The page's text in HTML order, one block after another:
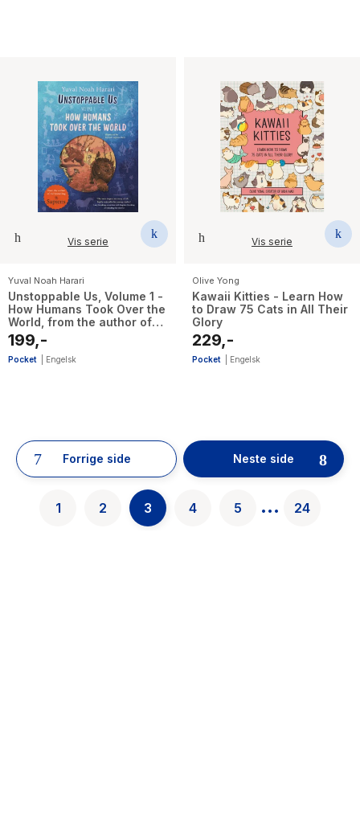
Vis serie
Yuval Noah Harari
Unstoppable Us, Volume 1 -
How Humans Took Over the
World, from the author of
the multi-million bestselling
Sapiens
199,-
Pocket Engelsk
Vis serie
Olive Yong
Kawaii Kitties - Learn How
to Draw 75 Cats in All Their
Glory
229,-
Pocket Engelsk
results
have
been
Forrige side
1 2 3 4 5 ... 24
Neste side